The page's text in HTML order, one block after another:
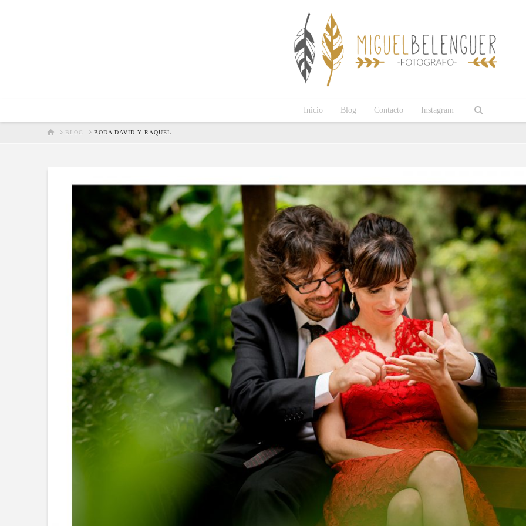
Inicio Blog Contacto Instagram
HOMEBLOG BODA DAVID Y RAQUEL